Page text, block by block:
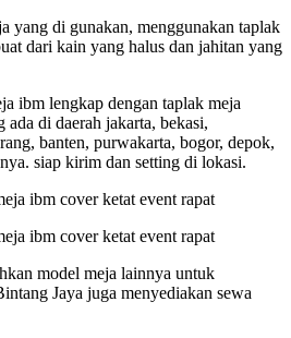
yang di gunakan, menggunakan taplak
dari kain yang halus dan jahitan yang
ibm lengkap dengan taplak meja
ada di daerah jakarta, bekasi,
banten, purwakarta, bogor, depok,
siap kirim dan setting di lokasi.
model meja lainnya untuk
Jaya juga menyediakan sewa